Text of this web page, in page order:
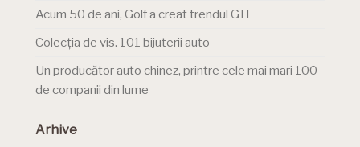
Acum 50 de ani, Golf a creat trendul GTI
Colecția de vis. 101 bijuterii auto
Un producător auto chinez, printre cele mai mari 100
de companii din lume
Arhive